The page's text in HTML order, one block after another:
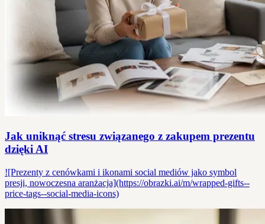
Jak uniknąć stresu związanego z zakupem prezentu
dzięki AI
![Prezenty z cenówkami i ikonami social mediów jako symbol
presji, nowoczesna aranżacja](https://obrazki.ai/m/wrapped-gifts--
price-tags--social-media-icons)